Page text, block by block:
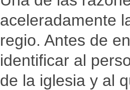
aceleradamente
regio. Antes de
identificar al
de la iglesia y al